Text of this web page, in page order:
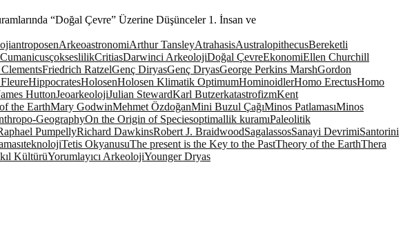
“Doğal Çevre” Üzerine Düşünceler 1. İnsan ve
antroposenArkeoastronomiArthur TansleyAtrahasisAustralopithecusBereketli
çokseslilikCritiasDarwinci ArkeolojiDoğal ÇevreEkonomiEllen Churchill
Friedrich RatzelGenç DiryasGenç DryasGeorge Perkins MarshGordon
HippocratesHolosenHolosen Klimatik OptimumHominoidlerHomo ErectusHomo
HuttonJeoarkeolojiJulian StewardKarl ButzerkatastrofizmKent
the EarthMary GodwinMehmet ÖzdoğanMini Buzul ÇağıMinos PatlamasıMinos
GeographyOn the Origin of Speciesoptimallik kuramıPaleolitik
PumpellyRichard DawkinsRobert J. BraidwoodSagalassosSanayi DevrimiSantorini
teknolojiTetis OkyanusuThe present is the Key to the PastTheory of the EarthThera
KültürüYorumlayıcı ArkeolojiYounger Dryas